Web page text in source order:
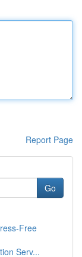
Report Page
Go
Free
Serv...